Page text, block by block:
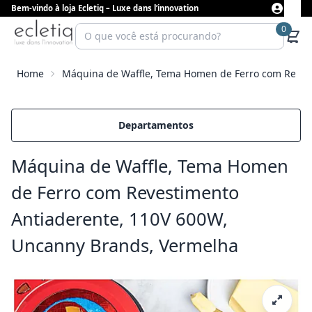
Bem-vindo à loja Ecletiq – Luxe dans l’innovation
0
Home Máquina de Waffle, Tema Homen de Ferro com
Departamentos
Máquina de Waffle, Tema Homen
de Ferro com Revestimento
Antiaderente, 110V 600W,
Uncanny Brands, Vermelha